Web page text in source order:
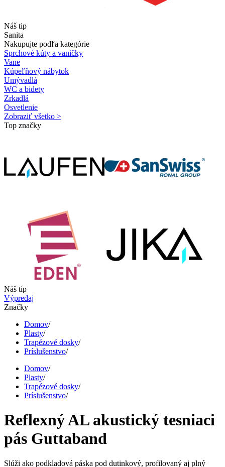
Náš tip
Sanita
Nakupujte podľa kategórie
Sprchové kúty a vaničky
Vane
Kúpeľňový nábytok
Umývadlá
WC a bidety
Zrkadlá
Osvetlenie
Zobraziť všetko >
Top značky
Náš tip
Výpredaj
Značky
Domov/
Plasty/
Trapézové dosky/
Príslušenstvo/
Domov/
Plasty/
Trapézové dosky/
Príslušenstvo/
Reflexný AL akustický tesniaci
pás Guttaband
Slúži ako podkladová páska pod dutinkový, profilovaný aj plný